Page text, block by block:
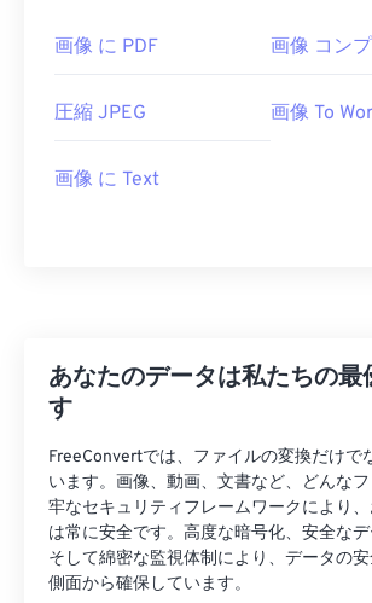
画像 に PDF 画像 コン
圧縮 JPEG 画像 To
画像 に Text
あなたのデータは私たちの最
す
FreeConvertでは、ファイルの変換だけで
います。画像、動画、文書など、どんな
牢なセキュリティフレームワークにより
は常に安全です。高度な暗号化、安全なデ
そして綿密な監視体制により、データの
側面から確保しています。